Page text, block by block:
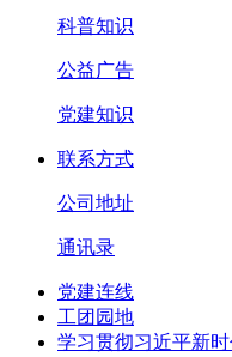
科普知识
公益广告
党建知识
联系方式
公司地址
通讯录
党建连线
工团园地
学习贯彻习近平新